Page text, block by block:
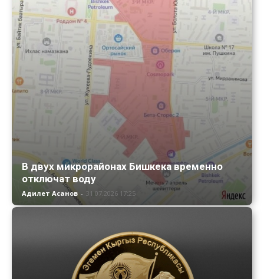
В двух микрорайонах Бишкека временно
отключат воду
Адилет Асанов - 31.07.2026 17:25